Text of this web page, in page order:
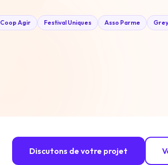
Coop Agir Festival Uniques Asso Parme
Discutons de votre projet